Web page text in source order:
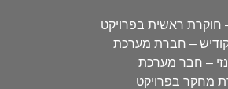
ראשית בפרויקט
קודיש – חברת מערכת
– חבר מערכת
מחקר בפרויקט